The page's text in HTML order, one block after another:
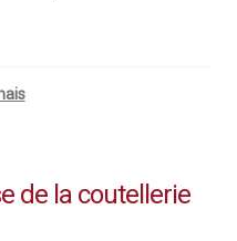
de la coutellerie